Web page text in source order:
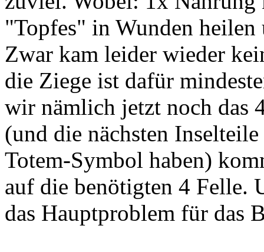
"Topfes" in Wunden heilen
Zwar kam leider wieder
die Ziege ist dafür
wir nämlich jetzt noch das
(und die nächsten
Totem-Symbol haben)
auf die benötigten 4 Felle.
das Hauptproblem für das